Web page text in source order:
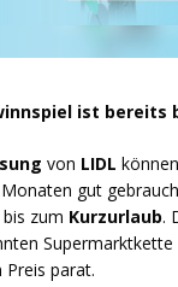
ist bereits
von LIDL
gut
bis zum Kurzurlaub.
Preis parat.